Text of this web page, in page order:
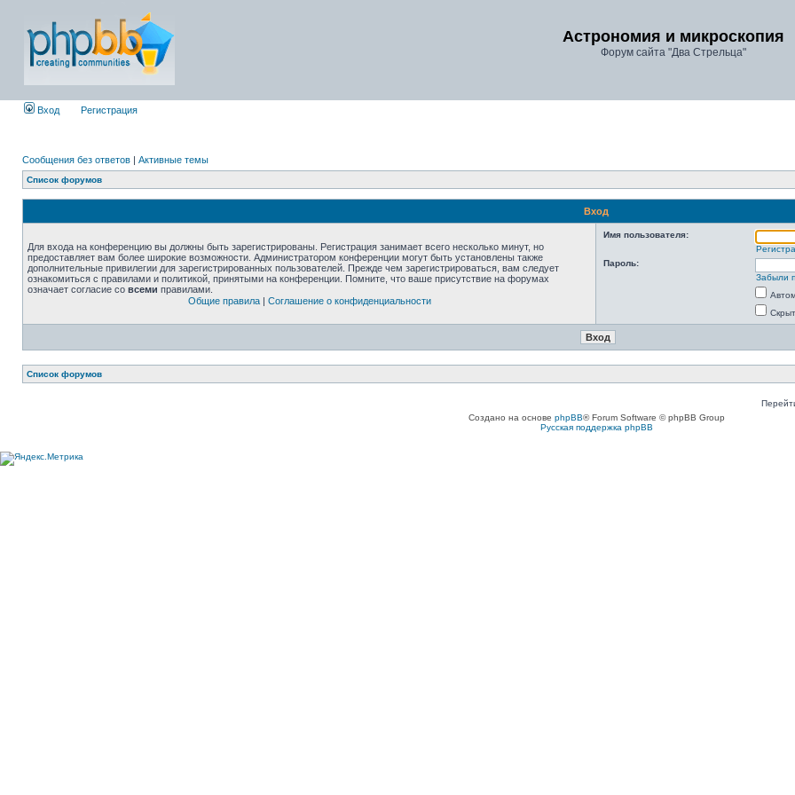
Астрономия и микроскопия
Форум сайта "Два Стрельца"
Вход Регистрация
Сообщения без ответов | Активные темы
Список форумов
Вход
Для входа на конференцию вы должны быть зарегистрированы. Регистрация занимает всего несколько минут, но
предоставляет вам более широкие возможности. Администратором конференции могут быть установлены также
дополнительные привилегии для зарегистрированных пользователей. Прежде чем зарегистрироваться, вам следует
ознакомиться с правилами и политикой, принятыми на конференции. Помните, что ваше присутствие на форумах
означает согласие со всеми правилами.
Общие правила| Соглашение о конфиденциальности
Имя пользователя:
Пароль:
Забыли
Список форумов
Создано на основе phpBB® Forum Software © phpBB Group
Русская поддержка phpBB